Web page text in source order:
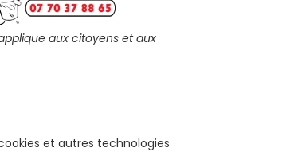
aux citoyens et aux
et autres technologies